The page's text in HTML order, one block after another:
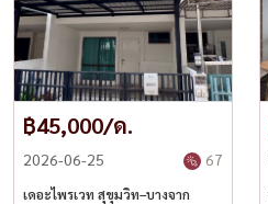
฿45,000/ด.
2026-06-25 67
เดอะไพรเวท สุขุมวิท–บางจาก